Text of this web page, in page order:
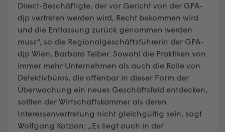
Direct-Beschäftigte, der vor Gericht von der GPA-
djp vertreten werden wird, Recht bekommen wird
und die Entlassung zurück genommen werden
muss“, so die Regionalgeschäftsführerin der GPA-
djp Wien, Barbara Teiber. Sowohl die Praktiken von
immer mehr Unternehmen als auch die Rolle von
Detektivbüros, die offenbar in dieser Form der
Überwachung ein neues Geschäftsfeld entdecken,
sollten der Wirtschaftskammer als deren
Interessenvertretung nicht gleichgültig sein, sagt
Wolfgang Katzian: „Es liegt auch in der